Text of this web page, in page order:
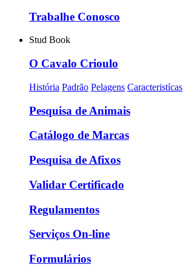
Trabalhe Conosco
Stud Book
O Cavalo Crioulo
História Padrão Pelagens Caracteristícas
Pesquisa de Animais
Catálogo de Marcas
Pesquisa de Afixos
Validar Certificado
Regulamentos
Serviços On-line
Formulários